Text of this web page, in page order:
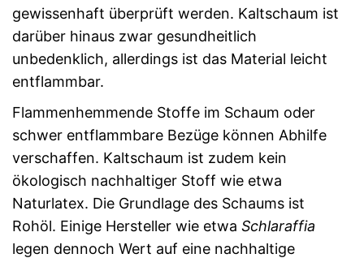
gewissenhaft überprüft werden. Kaltschaum ist
darüber hinaus zwar gesundheitlich
unbedenklich, allerdings ist das Material leicht
entflammbar.
Flammenhemmende Stoffe im Schaum oder
schwer entflammbare Bezüge können Abhilfe
verschaffen. Kaltschaum ist zudem kein
ökologisch nachhaltiger Stoff wie etwa
Naturlatex. Die Grundlage des Schaums ist
Rohöl. Einige Hersteller wie etwa Schlaraffia
legen dennoch Wert auf eine nachhaltige